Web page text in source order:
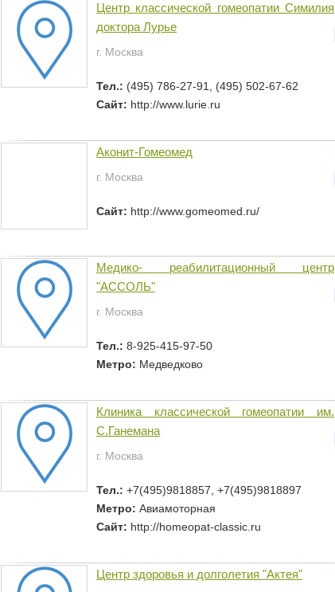
Центр классической гомеопатии Симилия
доктора Лурье
г. Москва
Тел.: (495) 786-27-91, (495) 502-67-62
Сайт: http://www.lurie.ru
Аконит-Гомеомед
г. Москва
Сайт: http://www.gomeomed.ru/
Медико- реабилитационный центр
"АССОЛЬ"
г. Москва
Тел.: 8-925-415-97-50
Метро: Медведково
Клиника классической гомеопатии им.
С.Ганемана
г. Москва
Тел.: +7(495)9818857, +7(495)9818897
Метро: Авиамоторная
Сайт: http://homeopat-classic.ru
Центр здоровья и долголетия "Актея"